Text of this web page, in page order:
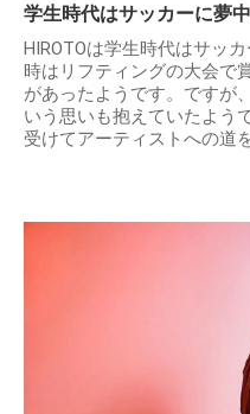
学生時代はサッカーに夢
HIROTOは学生時代はサッ
時はリフティングの大会で
があったようです。ですが
いう思いも抱えていたよう
受けてアーティストへの道